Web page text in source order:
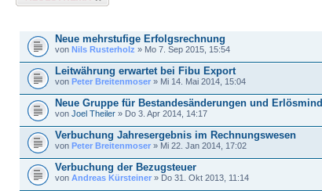
Neue mehrstufige Erfolgsrechnung
von Nils Rusterholz » Mo 7. Sep 2015, 15:54
Leitwährung erwartet bei Fibu Export
von Peter Breitenmoser » Mi 14. Mai 2014, 15:04
Neue Gruppe für Bestandesänderungen und
von Joel Theiler » Do 3. Apr 2014, 14:17
Verbuchung Jahresergebnis im Rechnungswesen
von Peter Breitenmoser » Mi 22. Jan 2014, 17:02
Verbuchung der Bezugsteuer
von Andreas Kürsteiner » Do 31. Okt 2013, 11:14